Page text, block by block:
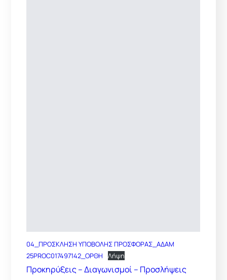
04_ΠΡΟΣΚΛΗΣΗ ΥΠΟΒΟΛΗΣ ΠΡΟΣΦΟΡΑΣ_ΑΔΑΜ
25PROC017497142_ΟΡΘΗ
Λήψη
Προκηρύξεις – Διαγωνισμοί – Προσλήψεις